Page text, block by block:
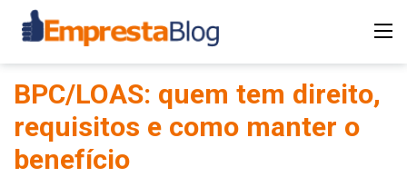
BPC/LOAS: quem tem direito,
requisitos e como manter o
benefício